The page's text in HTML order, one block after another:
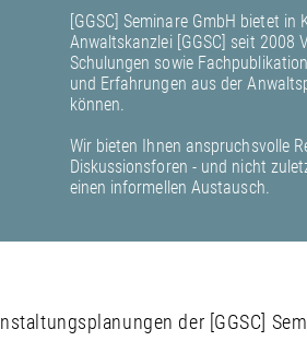
[GGSC] Seminare GmbH bietet
Anwaltskanzlei [GGSC] seit 2008
Schulungen sowie
und Erfahrungen aus der
können.
Wir bieten Ihnen anspruchsvolle
Diskussionsforen - und nicht
einen informellen Austausch.
der [GGSC]